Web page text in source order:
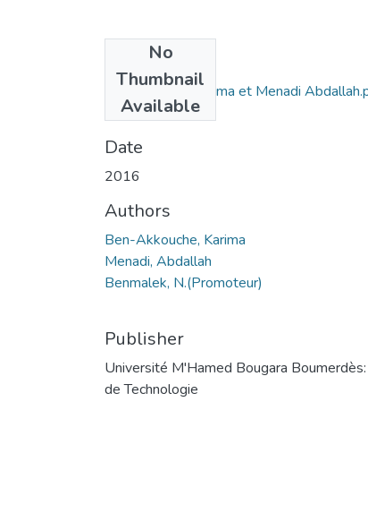
No
Thumbnail
Available
Ben akkouche karima et Menadi
(5.54 MB)
Date
2016
Authors
Ben-Akkouche, Karima
Menadi, Abdallah
Benmalek, N.(Promoteur)
Publisher
Université M'Hamed Bougara
de Technologie